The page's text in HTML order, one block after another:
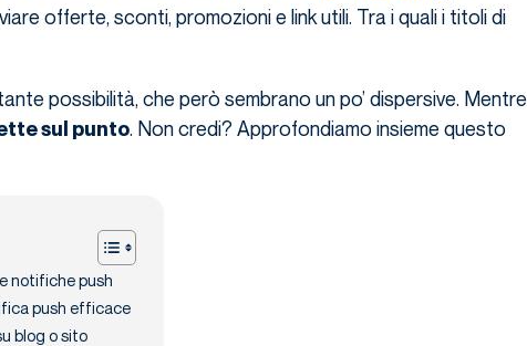
offerte, sconti, promozioni e link utili. Tra i quali i titoli di
possibilità, che però sembrano un po’ dispersive. Mentre
sul punto. Non credi? Approfondiamo insieme questo
notifiche push
push efficace
blog o sito